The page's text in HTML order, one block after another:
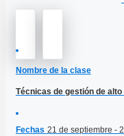
Nombre de la clase
Técnicas de gestión de
Fechas 21 de septiembre -